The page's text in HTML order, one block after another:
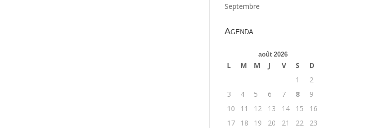
Septembre
Agenda
août 2026
L M M J V S
D
1
2
3
4 5 6 7 8
9
10
11 12 13 14 15
16
17
18 19 20 21 22
23